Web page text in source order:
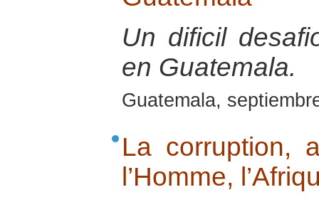
Un dificil
en Guatemala.
Guatemala,
La corruption,
l’Homme,